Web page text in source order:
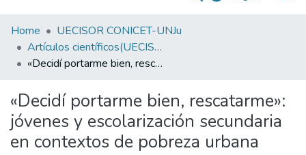
Inicio
Institucional
Frecuentes
Estadísticas
Home
UECISOR CONICET-UNJu
Artículos científicos(UECISOR)
«Decidí portarme bien, rescatarme»: jóvenes y escolarización secundaria en contextos de pobreza urbana
«Decidí portarme bien, rescatarme»:
jóvenes y escolarización secundaria
en contextos de pobreza urbana